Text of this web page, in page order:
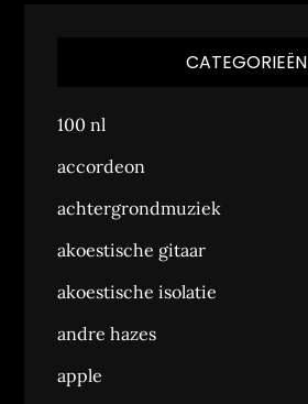
CATEGORIEËN
100 nl
accordeon
achtergrondmuziek
akoestische gitaar
akoestische isolatie
andre hazes
apple